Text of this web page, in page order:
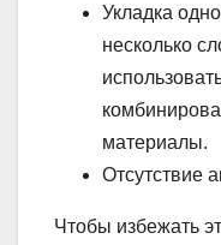
Укладка
несколько
материалы.
Отсутствие
Чтобы избежать